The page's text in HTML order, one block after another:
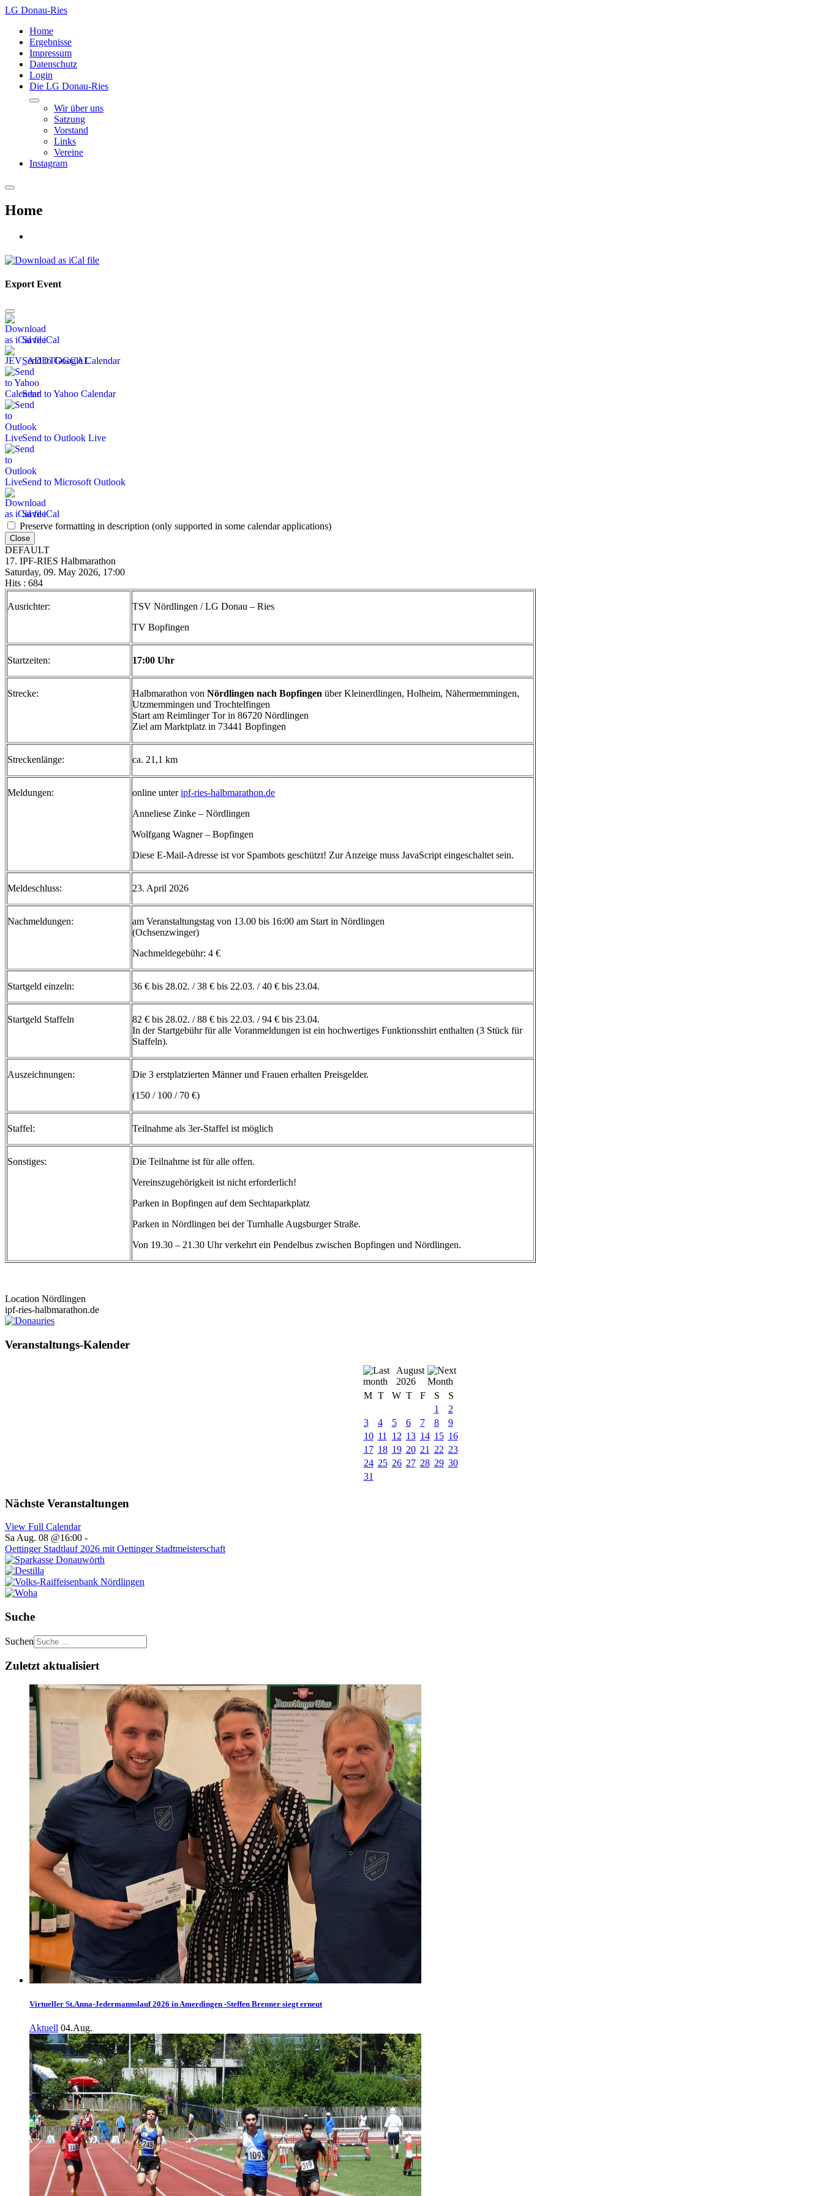
LG Donau-Ries
Home
Ergebnisse
Impressum
Datenschutz
Login
Die LG Donau-Ries
Wir über uns
Satzung
Vorstand
Links
Vereine
Instagram
Home
Export Event
Save iCal
Send to Google Calendar
Send to Yahoo Calendar
Send to Outlook Live
Send to Microsoft Outlook
Save iCal
Preserve formatting in description (only supported in some calendar applications)
Close
DEFAULT
17. IPF-RIES Halbmarathon
Saturday, 09. May 2026, 17:00
Hits : 684
Ausrichter:
TSV Nördlingen / LG Donau – Ries
TV Bopfingen
Startzeiten: 17:00 Uhr
Strecke: Halbmarathon von Nördlingen nach Bopfingen über Kleinerdlingen, Holheim, Nähermemmingen,
Utzmemmingen und Trochtelfingen
Start am Reimlinger Tor in 86720 Nördlingen
Ziel am Marktplatz in 73441 Bopfingen
Streckenlänge: ca. 21,1 km
Meldungen: online unteripf-ries-halbmarathon.de
Anneliese Zinke – Nördlingen
Wolfgang Wagner – Bopfingen
Diese E-Mail-Adresse ist vor Spambots geschützt! Zur Anzeige muss JavaScript eingeschaltet sein.
Meldeschluss: 23. April 2026
Nachmeldungen:
am Veranstaltungstag von 13.00 bis 16:00 am Start in Nördlingen
(Ochsenzwinger)
Nachmeldegebühr: 4 €
Startgeld einzeln: 36 € bis 28.02. / 38 € bis 22.03. / 40 € bis 23.04.
Startgeld Staffeln
82 € bis 28.02. / 88 € bis 22.03. / 94 € bis 23.04.
In der Startgebühr für alle Voranmeldungen ist ein hochwertiges Funktionsshirt enthalten (3 Stück für
Staffeln).
Auszeichnungen:
Die 3 erstplatzierten Männer und Frauen erhalten Preisgelder.
(150 / 100 / 70 €)
Staffel: Teilnahme als 3er-Staffel ist möglich
Sonstiges:
Die Teilnahme ist für alle offen.
Vereinszugehörigkeit ist nicht erforderlich!
Parken in Bopfingen auf dem Sechtaparkplatz
Parken in Nördlingen bei der Turnhalle Augsburger Straße.
Von 19.30 – 21.30 Uhr verkehrt ein Pendelbus zwischen Bopfingen und Nördlingen.
Location Nördlingen
ipf-ries-halbmarathon.de
Veranstaltungs-Kalender
August
2026
M T W T F S
S
1
2
3
4 5 6 7 8
9
10 11 12 13 14 15 16
17 18 19 20 21 22 23
24 25 26 27 28 29 30
31
Nächste Veranstaltungen
View Full Calendar
Sa Aug. 08 @16:00 -
Oettinger Stadtlauf 2026 mit Oettinger Stadtmeisterschaft
Suche
Suchen
Zuletzt aktualisiert
Virtueller St.Anna-Jedermannslauf 2026 in Amerdingen -Steffen Brenner siegt erneut
Aktuell 04.Aug.